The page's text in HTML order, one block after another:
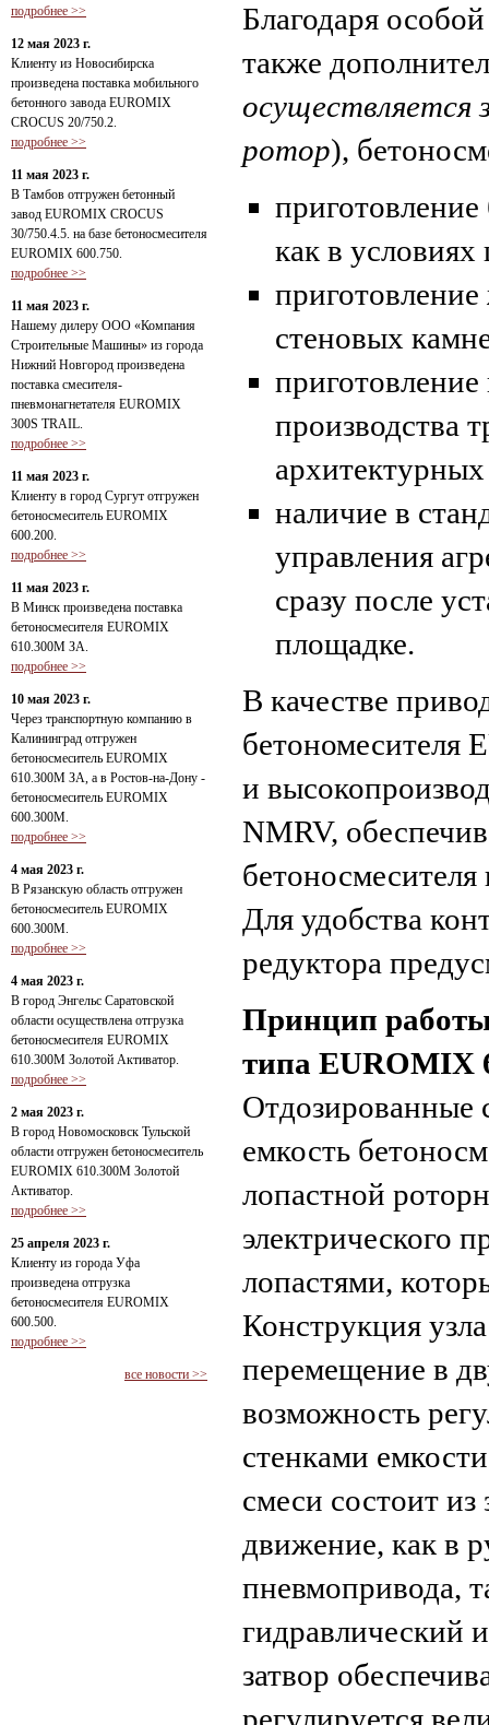
подробнее >>
12 мая 2023 г.
Клиенту из Новосибирска
произведена поставка мобильного
бетонного завода EUROMIX
CROCUS 20/750.2.
подробнее >>
11 мая 2023 г.
В Тамбов отгружен бетонный
завод EUROMIX CROCUS
30/750.4.5. на базе бетоносмесителя
EUROMIX 600.750.
подробнее >>
11 мая 2023 г.
Нашему дилеру ООО «Компания
Строительные Машины» из города
Нижний Новгород произведена
поставка смесителя-
пневмонагнетателя EUROMIX
300S TRAIL.
подробнее >>
11 мая 2023 г.
Клиенту в город Сургут отгружен
бетоносмеситель EUROMIX
600.200.
подробнее >>
11 мая 2023 г.
В Минск произведена поставка
бетоносмесителя EUROMIX
610.300М ЗА.
подробнее >>
10 мая 2023 г.
Через транспортную компанию в
Калининград отгружен
бетоносмеситель EUROMIX
610.300М ЗА, а в Ростов-на-Дону -
бетоносмеситель EUROMIX
600.300М.
подробнее >>
4 мая 2023 г.
В Рязанскую область отгружен
бетоносмеситель EUROMIX
600.300М.
подробнее >>
4 мая 2023 г.
В город Энгельс Саратовской
области осуществлена отгрузка
бетоносмесителя EUROMIX
610.300М Золотой Активатор.
подробнее >>
2 мая 2023 г.
В город Новомосковск Тульской
области отгружен бетоносмеситель
EUROMIX 610.300М Золотой
Активатор.
подробнее >>
25 апреля 2023 г.
Клиенту из города Уфа
произведена отгрузка
бетоносмесителя EUROMIX
600.500.
подробнее >>
все новости >>
Благодаря
также
осуществляется
ротор),
как в
стеновых
производства
наличие в
управления
сразу после
площадке.
В качестве
бетономесителя
и
NMRV,
бетоносмесителя
Для удобства
редуктора
Принцип работы
типа EUROMIX
Отдозированные
емкость
лопастной
электрического
лопастями,
Конструкция
перемещение в
возможность
стенками
смеси состоит из
движение, как в
пневмопривода,
гидравлический
затвор